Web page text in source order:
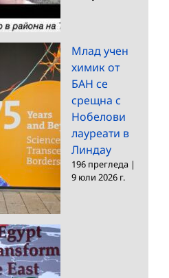
Млад учен
химик от
БАН се
срещна с
Нобелови
лауреати в
Линдау
196 прегледа |
9 юли 2026 г.